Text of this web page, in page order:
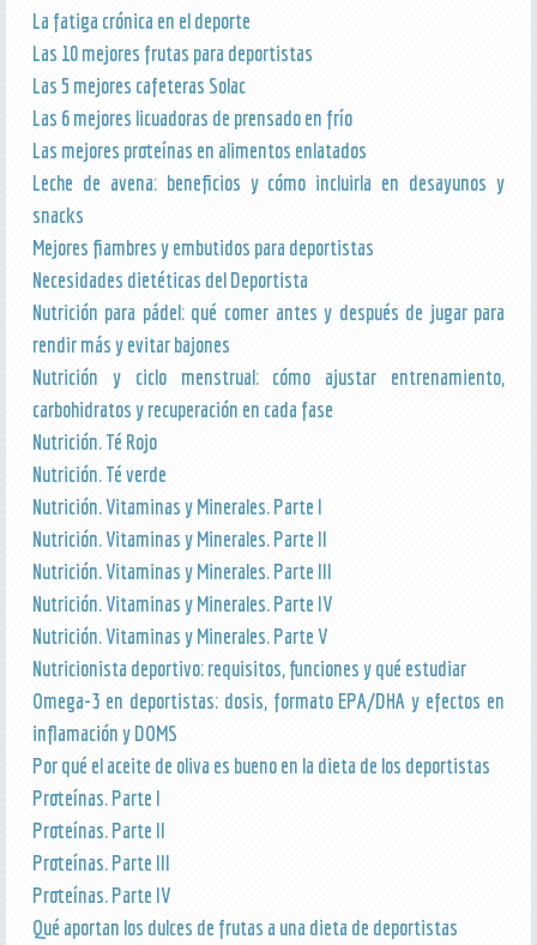
La fatiga crónica en el deporte
Las 10 mejores frutas para deportistas
Las 5 mejores cafeteras Solac
Las 6 mejores licuadoras de prensado en frío
Las mejores proteínas en alimentos enlatados
Leche de avena: beneficios y cómo incluirla en desayunos y
snacks
Mejores fiambres y embutidos para deportistas
Necesidades dietéticas del Deportista
Nutrición para pádel: qué comer antes y después de jugar para
rendir más y evitar bajones
Nutrición y ciclo menstrual: cómo ajustar entrenamiento,
carbohidratos y recuperación en cada fase
Nutrición. Té Rojo
Nutrición. Té verde
Nutrición. Vitaminas y Minerales. Parte I
Nutrición. Vitaminas y Minerales. Parte II
Nutrición. Vitaminas y Minerales. Parte III
Nutrición. Vitaminas y Minerales. Parte IV
Nutrición. Vitaminas y Minerales. Parte V
Nutricionista deportivo: requisitos, funciones y qué estudiar
Omega-3 en deportistas: dosis, formato EPA/DHA y efectos en
inflamación y DOMS
Por qué el aceite de oliva es bueno en la dieta de los deportistas
Proteínas. Parte I
Proteínas. Parte II
Proteínas. Parte III
Proteínas. Parte IV
Qué aportan los dulces de frutas a una dieta de deportistas